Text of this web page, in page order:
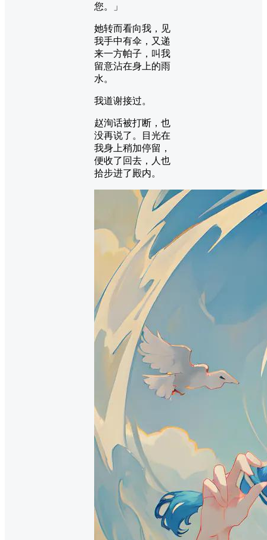
您。」
她转而看向我，见
我手中有伞，又递
来一方帕子，叫我
留意沾在身上的雨
水。
我道谢接过。
赵洵话被打断，也
没再说了。目光在
我身上稍加停留，
便收了回去，人也
拾步进了殿内。